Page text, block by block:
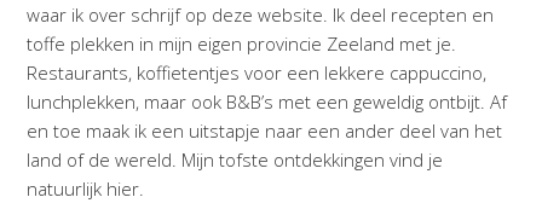
waar ik over schrijf op deze website. Ik deel recepten en
toffe plekken in mijn eigen provincie Zeeland met je.
Restaurants, koffietentjes voor een lekkere cappuccino,
lunchplekken, maar ook B&B’s met een geweldig ontbijt. Af
en toe maak ik een uitstapje naar een ander deel van het
land of de wereld. Mijn tofste ontdekkingen vind je
natuurlijk hier.